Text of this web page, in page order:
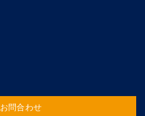
お問合わせ